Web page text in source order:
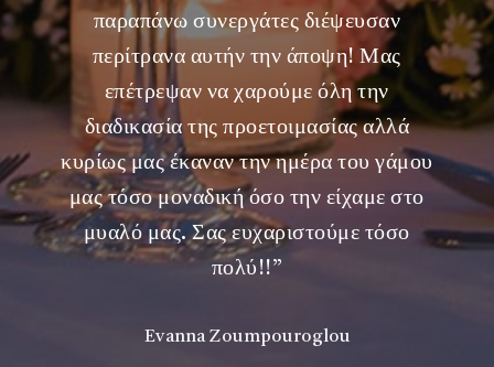
παραπάνω συνεργάτες διέψευσαν
περίτρανα αυτήν την άποψη! Μας
επέτρεψαν να χαρούμε όλη την
διαδικασία της προετοιμασίας αλλά
κυρίως μας έκαναν την ημέρα του γάμου
μας τόσο μοναδική όσο την είχαμε στο
μυαλό μας. Σας ευχαριστούμε τόσο
πολύ!!”
Evanna Zoumpouroglou